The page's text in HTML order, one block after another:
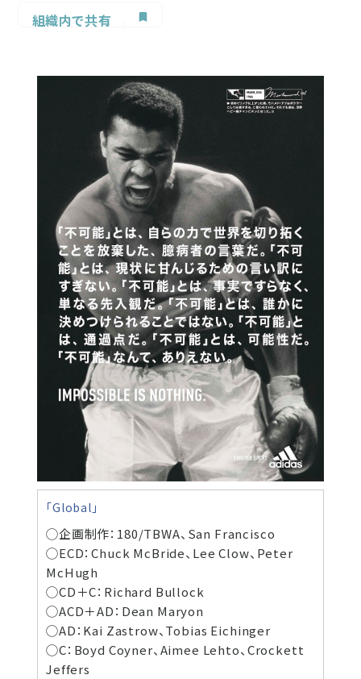
組織内で共有
「Global」
◯企画制作：180/TBWA、San Francisco
◯ECD：Chuck McBride、Lee Clow、Peter
McHugh
◯CD＋C：Richard Bullock
◯ACD＋AD：Dean Maryon
◯AD：Kai Zastrow、Tobias Eichinger
◯C：Boyd Coyner、Aimee Lehto、Crockett
Jeffers